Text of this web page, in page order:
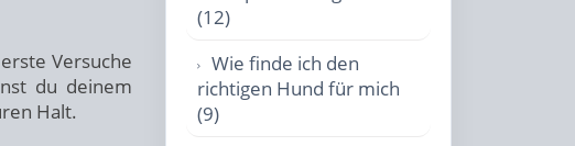
Versuche
du deinem
Halt.
(12)
Wie finde ich den
richtigen Hund für mich
(9)